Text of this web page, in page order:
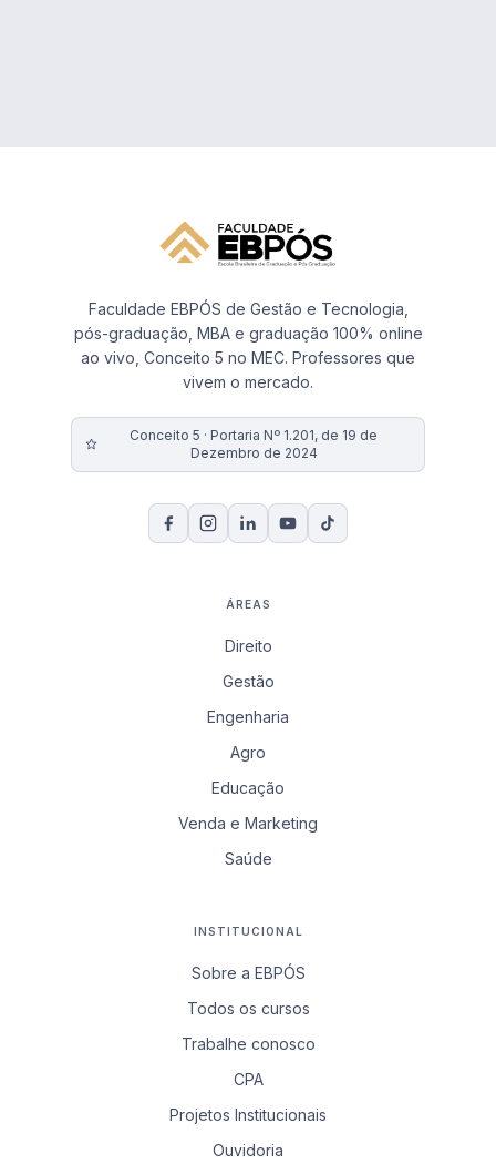
Faculdade EBPÓS de Gestão e Tecnologia,
pós-graduação, MBA e graduação 100% online
ao vivo, Conceito 5 no MEC. Professores que
vivem o mercado.
Conceito 5 · Portaria Nº 1.201, de 19 de
Dezembro de 2024
ÁREAS
Direito
Gestão
Engenharia
Agro
Educação
Venda e Marketing
Saúde
INSTITUCIONAL
Sobre a EBPÓS
Todos os cursos
Trabalhe conosco
CPA
Projetos Institucionais
Ouvidoria